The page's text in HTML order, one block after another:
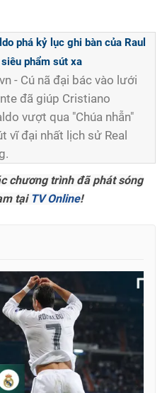
phá kỷ lục ghi bàn của Raul
phẩm sút xa
- Cú nã đại bác vào lưới
đã giúp Cristiano
vượt qua "Chúa nhẫn"
vĩ đại nhất lịch sử Real
chương trình đã phát sóng
tại TV Online!